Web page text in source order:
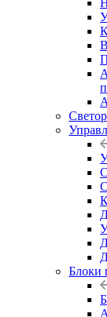
Блоки